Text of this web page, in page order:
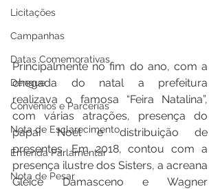
Licitações
Campanhas
Datas Comemorativas
Dengue
Convênios e Parcerias
Nota de Esclarecimento
Emenda Parlamentar
Nota de Pesar
Principalmente no fim do ano, com a
chegada do natal a prefeitura
realizava o famosa “Feira Natalina”,
com várias atrações, presença do
papai Noel e distribuição de
presentes. Em 2018, contou com a
presença ilustre dos Sisters, a acreana
Gleice Damasceno e Wagner